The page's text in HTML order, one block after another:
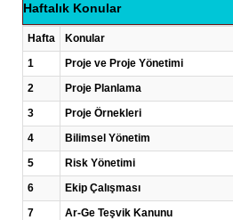
Haftalık Konular
Hafta
Konular
1
Proje ve Proje Yönetimi
2
Proje Planlama
3
Proje Örnekleri
4
Bilimsel Yönetim
5
Risk Yönetimi
6
Ekip Çalışması
7
Ar-Ge Teşvik Kanunu